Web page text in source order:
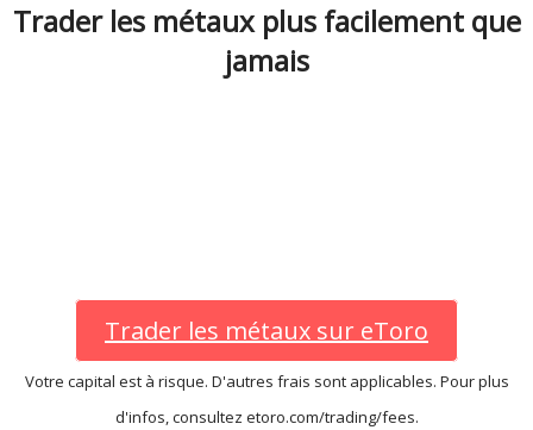
Trader les métaux plus facilement que
jamais
Trader les métaux sur eToro
Votre capital est à risque. D'autres frais sont applicables. Pour plus
d'infos, consultez etoro.com/trading/fees.